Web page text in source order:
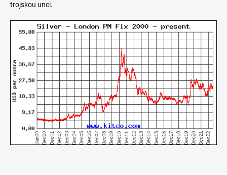
trojskou unci.